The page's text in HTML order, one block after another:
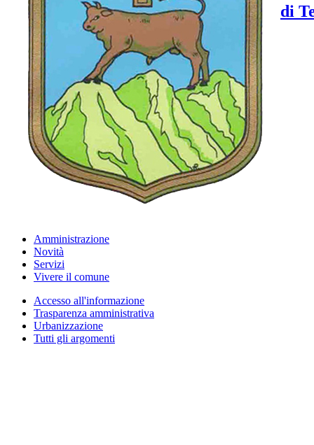
di
Amministrazione
Novità
Servizi
Vivere il comune
Accesso all'informazione
Trasparenza amministrativa
Urbanizzazione
Tutti gli argomenti